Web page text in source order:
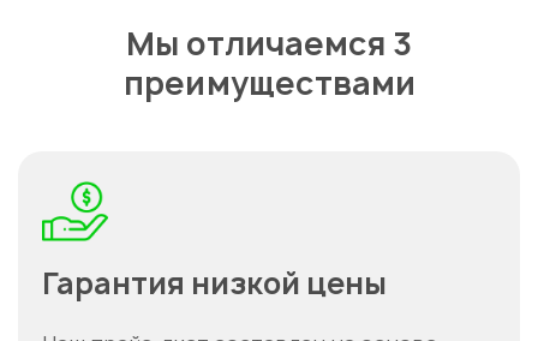
Мы отличаемся 3
преимуществами
Гарантия низкой цены